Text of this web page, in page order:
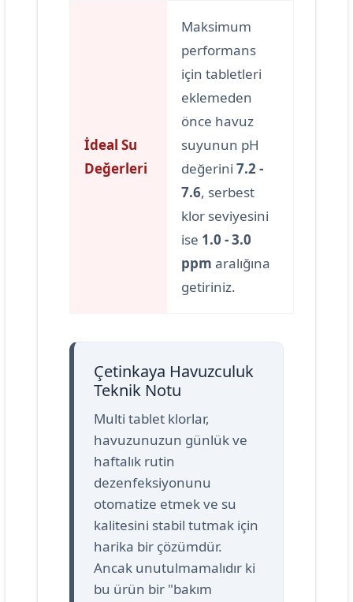
İdeal Su
Değerleri
Maksimum
performans
için tabletleri
eklemeden
önce havuz
suyunun pH
değerini 7.2 -
7.6, serbest
klor seviyesini
ise 1.0 - 3.0
ppm aralığına
getiriniz.
Çetinkaya Havuzculuk
Teknik Notu
Multi tablet klorlar,
havuzunuzun günlük ve
haftalık rutin
dezenfeksiyonunu
otomatize etmek ve su
kalitesini stabil tutmak için
harika bir çözümdür.
Ancak unutulmamalıdır ki
bu ürün bir "bakım